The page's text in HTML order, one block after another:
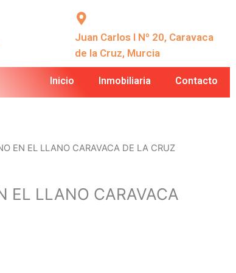
Juan Carlos I Nº 20, Caravaca
de la Cruz, Murcia
Inicio Inmobiliaria Contacto
EN EL LLANO CARAVACA DE LA CRUZ
EL LLANO CARAVACA